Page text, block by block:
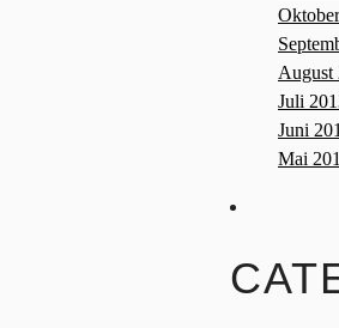
August
Juli
Juni
Mai